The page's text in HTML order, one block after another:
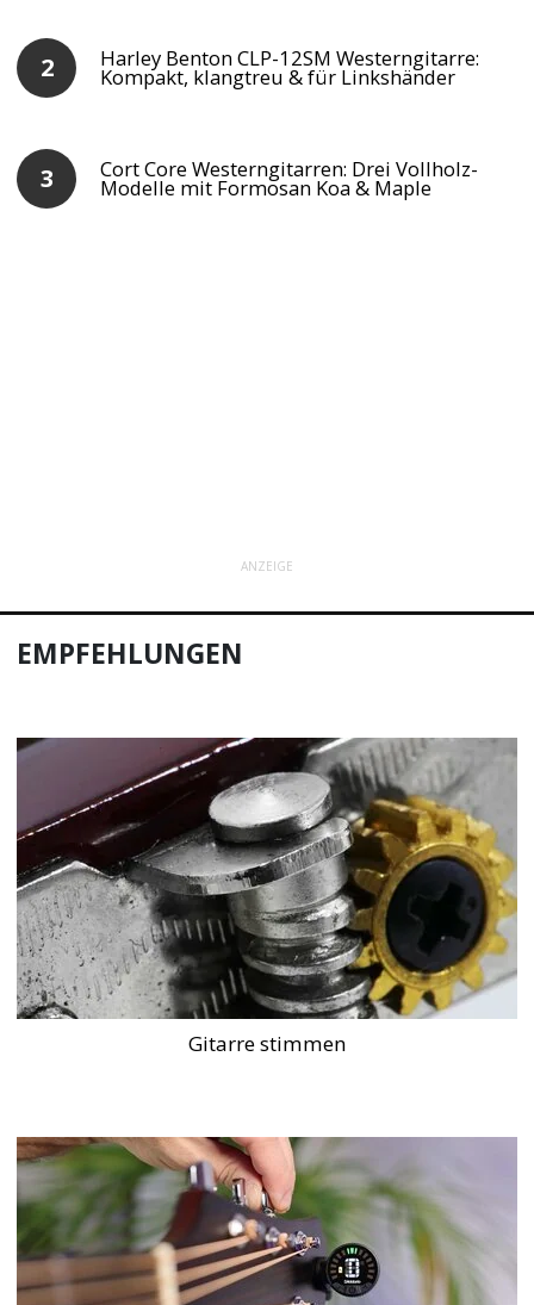
Harley Benton CLP-12SM Westerngitarre:
Kompakt, klangtreu & für Linkshänder
Cort Core Westerngitarren: Drei Vollholz-
Modelle mit Formosan Koa & Maple
ANZEIGE
EMPFEHLUNGEN
Gitarre stimmen